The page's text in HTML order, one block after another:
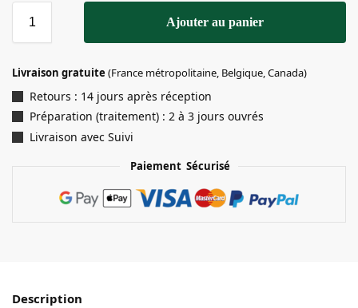
Ajouter au panier
Livraison gratuite (France métropolitaine, Belgique, Canada)
Retours : 14 jours après réception
Préparation (traitement) : 2 à 3 jours ouvrés
Livraison avec Suivi
Paiement Sécurisé
Description